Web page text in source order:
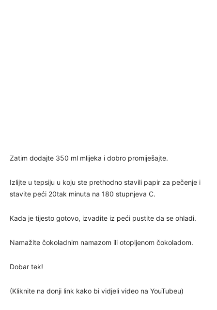
Zatim dodajte 350 ml mlijeka i dobro promiješajte.
Izlijte u tepsiju u koju ste prethodno stavili papir za pečenje i
stavite peći 20tak minuta na 180 stupnjeva C.
Kada je tijesto gotovo, izvadite iz peći pustite da se ohladi.
Namažite čokoladnim namazom ili otopljenom čokoladom.
Dobar tek!
(Kliknite na donji link kako bi vidjeli video na YouTubeu)